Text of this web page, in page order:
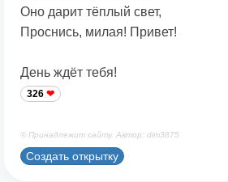
Оно дарит тёплый свет,
Проснись, милая! Привет!
День ждёт тебя!
326
© Принадлежит сайту. Автор: dim3875
Создать открытку